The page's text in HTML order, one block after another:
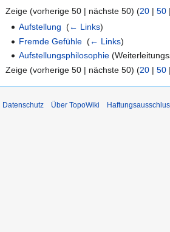
Zeige (vorherige 50 | nächste 50) (20 | 50
Aufstellung ‎(← Links)
Fremde Gefühle ‎(← Links)
Aufstellungsphilosophie
Zeige (vorherige 50 | nächste 50) (20 | 50
Datenschutz
Über TopoWiki